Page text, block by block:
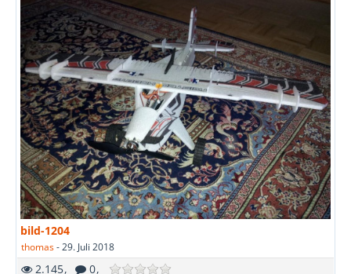
bild-1204
thomas-29. Juli 2018
2.145 0